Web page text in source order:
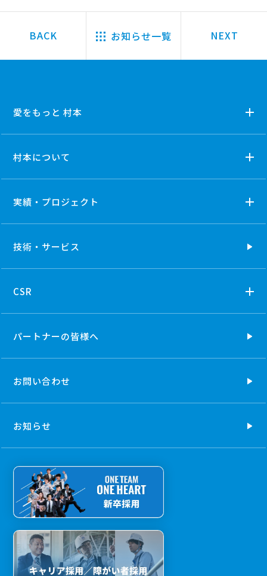
お知らせ一覧
愛をもっと 村本
村本について
実績・プロジェクト
技術・ サービス
CSR
パートナーの皆様へ
お問い合わせ
お知らせ